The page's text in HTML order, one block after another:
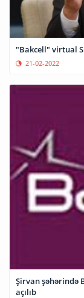
"Bakcell" virtual
21-02-2022
Şirvan şəhərində
açılıb